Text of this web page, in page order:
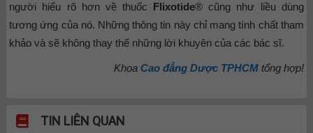
người hiểu rõ hơn về thuốc Flixotide® cũng như liều dùng
tương ứng của nó. Những thông tin này chỉ mang tính chất tham
khảo và sẽ không thay thế những lời khuyên của các bác sĩ.
Khoa Cao đẳng Dược TPHCMtổng hợp!
TIN LIÊN QUAN